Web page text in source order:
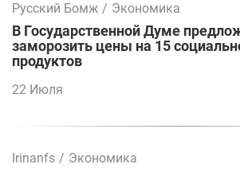
Русский Бомж / Экономика
В Государственной Думе
заморозить цены на 15
продуктов
22 Июля
Irinanfs / Экономика